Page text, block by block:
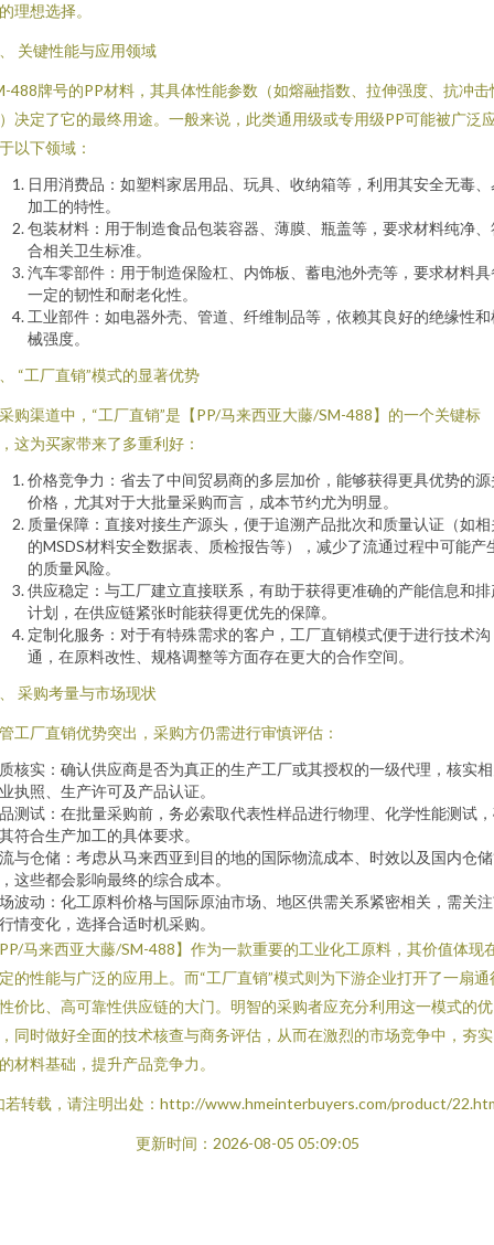
理想选择。
关键性能与应用领域
488牌号的PP材料，其具体性能参数（如熔融指数、拉伸强度、抗冲击
决定了它的最终用途。一般来说，此类通用级或专用级PP可能被广泛
以下领域：
日用消费品：如塑料家居用品、玩具、收纳箱等，利用其安全无毒、
加工的特性。
包装材料：用于制造食品包装容器、薄膜、瓶盖等，要求材料纯净、
合相关卫生标准。
汽车零部件：用于制造保险杠、内饰板、蓄电池外壳等，要求材料具
一定的韧性和耐老化性。
工业部件：如电器外壳、管道、纤维制品等，依赖其良好的绝缘性和
械强度。
“工厂直销”模式的显著优势
购渠道中，“工厂直销”是【PP/马来西亚大藤/SM-488】的一个关键标
这为买家带来了多重利好：
价格竞争力：省去了中间贸易商的多层加价，能够获得更具优势的源
价格，尤其对于大批量采购而言，成本节约尤为明显。
质量保障：直接对接生产源头，便于追溯产品批次和质量认证（如相
的MSDS材料安全数据表、质检报告等），减少了流通过程中可能产
的质量风险。
供应稳定：与工厂建立直接联系，有助于获得更准确的产能信息和排
计划，在供应链紧张时能获得更优先的保障。
定制化服务：对于有特殊需求的客户，工厂直销模式便于进行技术沟
通，在原料改性、规格调整等方面存在更大的合作空间。
采购考量与市场现状
工厂直销优势突出，采购方仍需进行审慎评估：
核实：确认供应商是否为真正的生产工厂或其授权的一级代理，核实
执照、生产许可及产品认证。
测试：在批量采购前，务必索取代表性样品进行物理、化学性能测试
符合生产加工的具体要求。
与仓储：考虑从马来西亚到目的地的国际物流成本、时效以及国内仓
这些都会影响最终的综合成本。
波动：化工原料价格与国际原油市场、地区供需关系紧密相关，需关
情变化，选择合适时机采购。
马来西亚大藤/SM-488】作为一款重要的工业化工原料，其价值体现
的性能与广泛的应用上。而“工厂直销”模式则为下游企业打开了一扇通
价比、高可靠性供应链的大门。明智的采购者应充分利用这一模式的优
同时做好全面的技术核查与商务评估，从而在激烈的市场竞争中，夯
材料基础，提升产品竞争力。
若转载，请注明出处：http://www.hmeinterbuyers.com/product/
更新时间：2026-08-05 05:09:05